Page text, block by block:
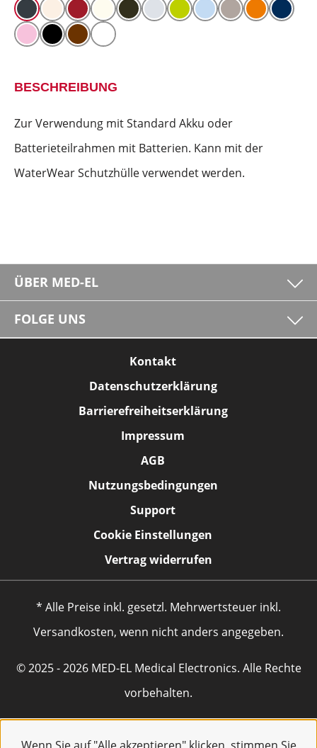
BESCHREIBUNG
Zur Verwendung mit Standard Akku oder
Batterieteilrahmen mit Batterien. Kann mit der
WaterWear Schutzhülle verwendet werden.
ÜBER MED-EL
FOLGE UNS
Kontakt
Datenschutzerklärung
Barrierefreiheitserklärung
Impressum
AGB
Nutzungsbedingungen
Support
Cookie Einstellungen
Vertrag widerrufen
* Alle Preise inkl. gesetzl. Mehrwertsteuer inkl.
Versandkosten, wenn nicht anders angegeben.
© 2025 - 2026 MED-EL Medical Electronics. Alle Rechte
vorbehalten.